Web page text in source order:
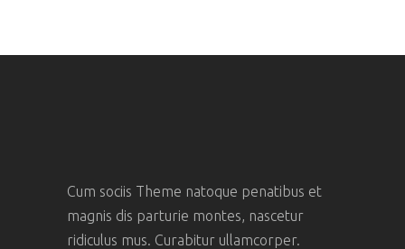
Cum sociis Theme natoque penatibus et
magnis dis parturie montes, nascetur
ridiculus mus. Curabitur ullamcorper.